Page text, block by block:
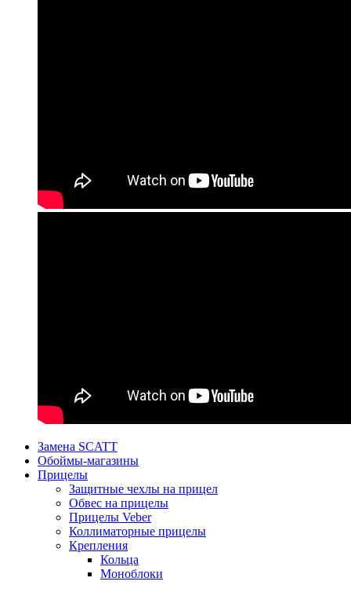
Замена SCATT
Обоймы-магазины
Прицелы
Защитные чехлы на прицел
Обвес на прицелы
Прицелы Veber
Коллиматорные прицелы
Крепления
Кольца
Моноблоки